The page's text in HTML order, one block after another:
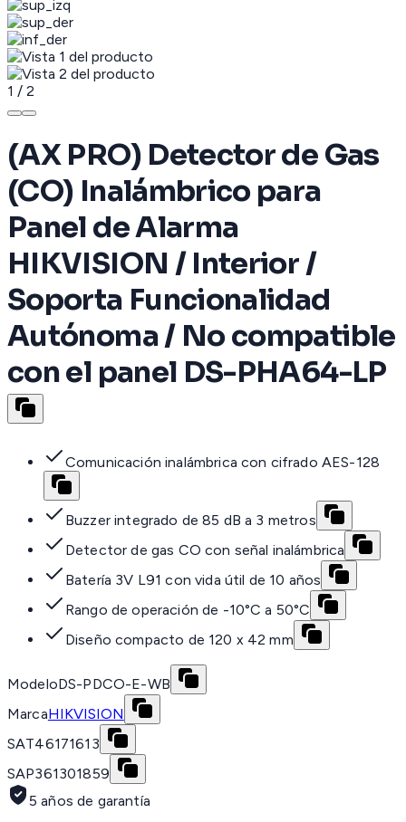
1 / 2
(AX PRO) Detector de Gas
(CO) Inalámbrico para
Panel de Alarma
HIKVISION / Interior /
Soporta Funcionalidad
Autónoma / No compatible
con el panel DS-PHA64-LP
Comunicación inalámbrica con cifrado AES-128
Buzzer integrado de 85 dB a 3 metros
Detector de gas CO con señal inalámbrica
Batería 3V L91 con vida útil de 10 años
Rango de operación de -10°C a 50°C
Diseño compacto de 120 x 42 mm
ModeloDS-PDCO-E-WB
MarcaHIKVISION
SAT46171613
SAP361301859
5 años de garantía